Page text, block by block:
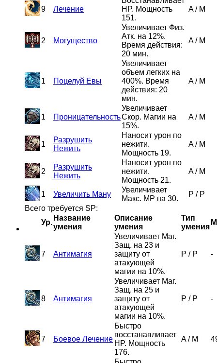
9 Лечение
HP. Мощность
151.
A/ M
2 Могущество
Увеличивает Физ.
Атк. на 12%.
Время действия:
20 мин.
A/ M
1 Поцелуй Евы
Увеличивает
объем легких на
400%. Время
действия: 20
мин.
A/ M
1 Проницательность
Увеличивает
Скор. Магии на
15%.
A/ M
1
Разрушить
Нежить
Наносит урон по
нежити.
Мощность 19.
A/ M
2
Разрушить
Нежить
Наносит урон по
нежити.
Мощность 21.
A/ M
1 Увеличить Ману
Увеличивает
Макс. MP на 30.
P / P
Всего требуется SP:
Ур.
Название
умения
Описание
умения
Тип
умения
7 Антимагия
Увеличивает Маг.
Защ. на 23 и
защиту от
атакующей
магии на 10%.
P / P -
8 Антимагия
Увеличивает Маг.
Защ. на 25 и
защиту от
атакующей
магии на 10%.
P / P -
7 Боевое Лечение
Быстро
восстанавливает
HP. Мощность
176.
A/ M